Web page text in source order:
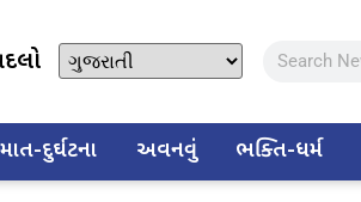
દુર્ઘટના અવનવું ભક્તિ-ધર્મ